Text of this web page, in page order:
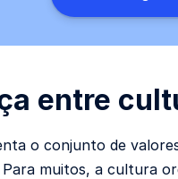
entre
o conjunto de
muitos, a cultura